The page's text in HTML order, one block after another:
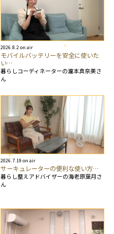
2026.8.2 on air
モバイルバッテリーを安全に使いた
い…
暮らしコーディネーターの瀧本真奈美さ
ん
2026.7.19 on air
サーキュレーターの便利な使い方…
暮らし整えアドバイザーの海老原葉月さ
ん